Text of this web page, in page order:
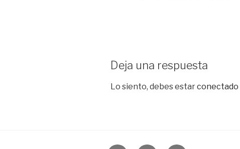
Deja una respuesta
Lo siento, debes estarconectado